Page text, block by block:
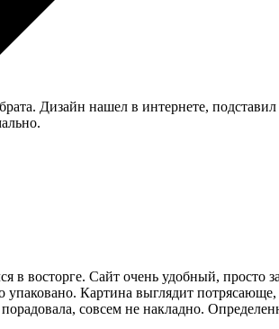
Дизайн нашел в интернете,
в восторге. Сайт очень удобный, просто
упаковано. Картина выглядит
совсем не накладно.